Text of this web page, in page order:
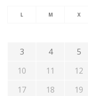
L M X
3
4 5
10
11 12
17
18 19